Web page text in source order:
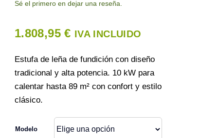
Contacto
Sé el primero en dejar una reseña.
1.808,95€ IVA INCLUIDO
Estufa de leña de fundición con diseño
tradicional y alta potencia. 10 kW para
calentar hasta 89 m² con confort y estilo
clásico.
Modelo